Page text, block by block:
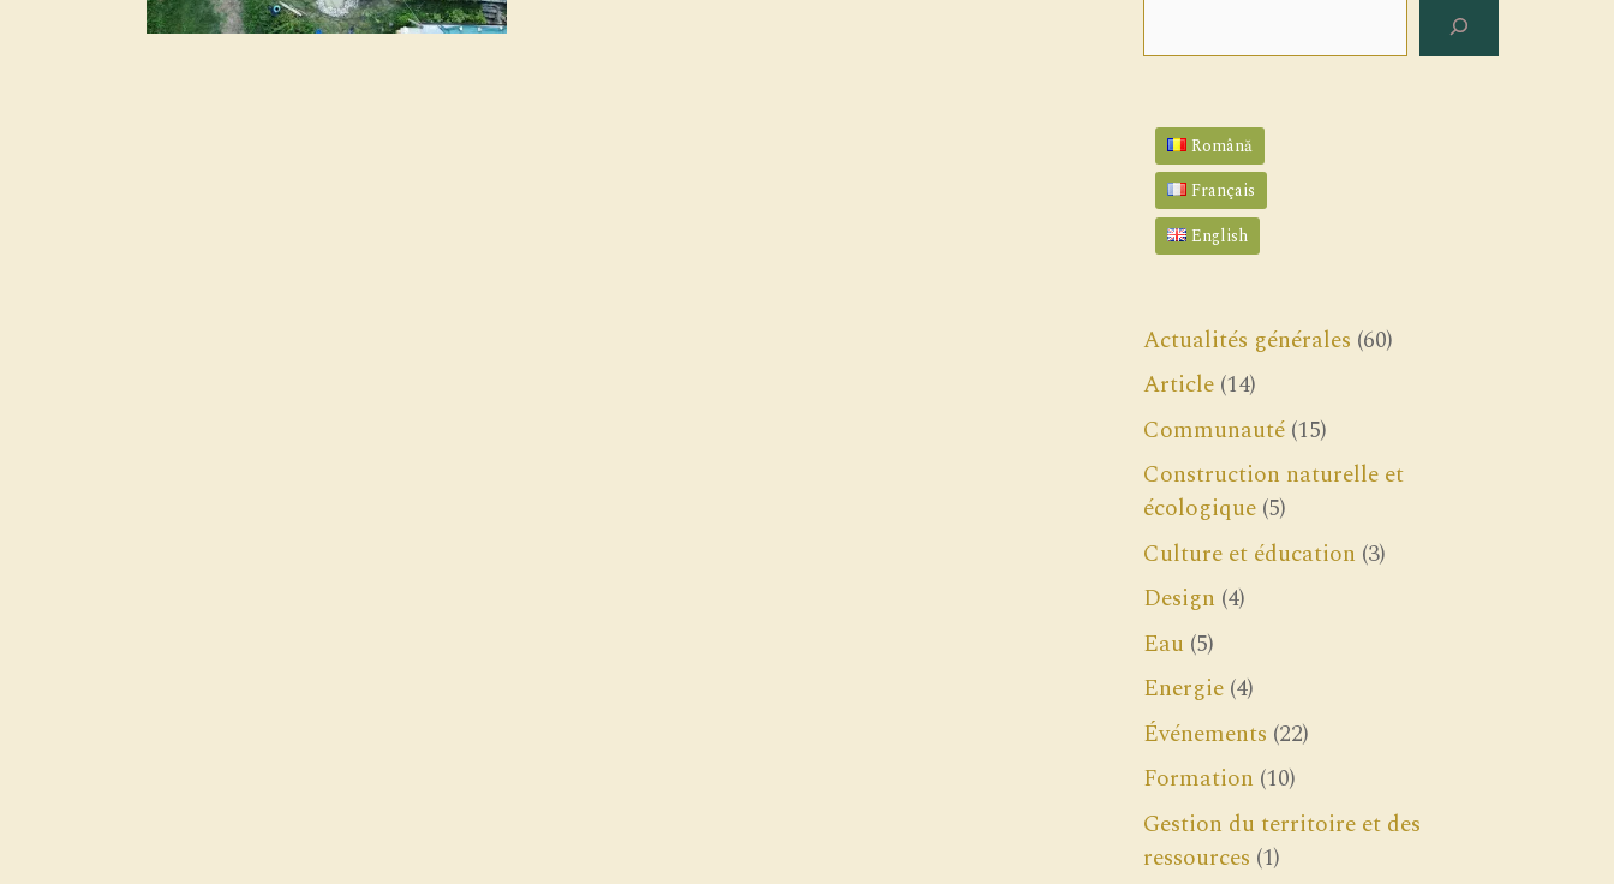
Română
Français
English
Actualités générales (60)
Article (14)
Communauté (15)
Construction naturelle et
écologique (5)
Culture et éducation (3)
Design (4)
Eau (5)
Energie (4)
Événements (22)
Formation (10)
Gestion du territoire et des
ressources (1)